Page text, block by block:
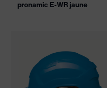
pronamic E-WR jaune